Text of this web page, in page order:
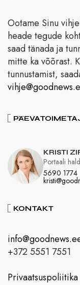
Ootame Sinu
heade tegude
saad tänada ja
mitte ka võõrast.
tunnustamist,
KRISTI
5690 1774
Portaali
KONTAKT
+372 5551 7551
Privaatsuspoliitika